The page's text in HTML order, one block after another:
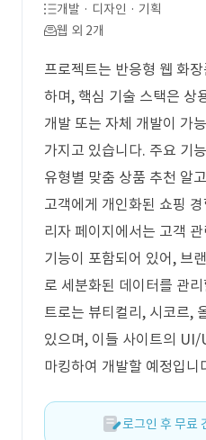
개발 · 디자인 · 기획
웹 외 2개
프로젝트는 반응형 웹 화
하며, 핵심 기술 스택은 상
개발 또는 자체 개발이 가
가지고 있습니다. 주요 기
유형별 맞춤 상품 추천 알
고객에게 개인화된 쇼핑
리자 페이지에서는 고객
기능이 포함되어 있어, 브
로 세분화된 데이터를 관
트로는 뷰티컬리, 시코르,
있으며, 이들 사이트의 UI/
마킹하여 개발할 예정입니
로그인 후 무료